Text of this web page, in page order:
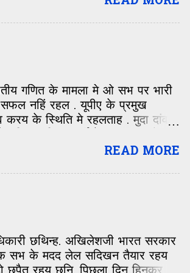
रिटायर माइनिंग इंजीनियर छथिन्ह.
मे जे बाहर निकललखिन्ह तं
गाम सं निकलला पर कई बेर लोक
गणित के मामला मे ओ सभ पर भारी
नहिं रहल . यूपीए के प्रमुख
के स्थिति मे रहलताह . मुदा दांव
ई बिहार के लेल नीक अछि ? कि
READ MORE
छथिन्ह. अखिलेशजी भारत सरकार
सभ के मदद लेल सदिखन तैयार रहय